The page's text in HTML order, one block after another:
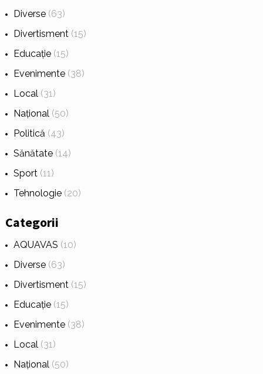
Diverse(63)
Divertisment(15)
Educație(15)
Evenimente(38)
Local(31)
Național(50)
Politică (43)
Sănătate(14)
Sport(11)
Tehnologie(20)
Categorii
AQUAVAS (10)
Diverse(63)
Divertisment(15)
Educație(15)
Evenimente(38)
Local(31)
Național(50)